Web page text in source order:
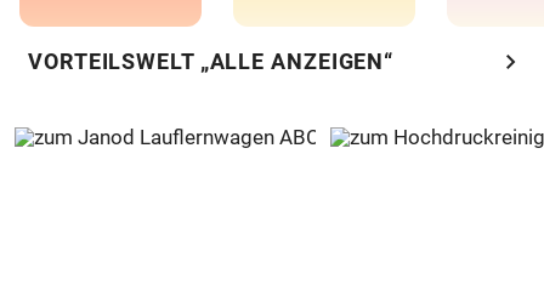
VORTEILSWELT „ALLE ANZEIGEN“ chevron_right